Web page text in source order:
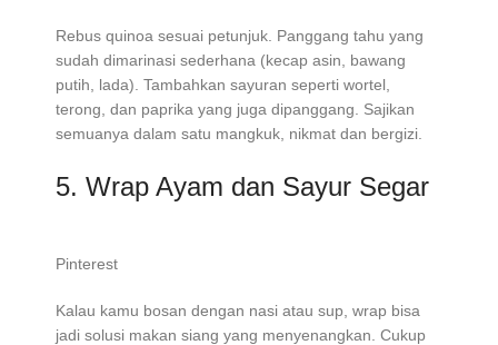
Rebus quinoa sesuai petunjuk. Panggang tahu yang
sudah dimarinasi sederhana (kecap asin, bawang
putih, lada). Tambahkan sayuran seperti wortel,
terong, dan paprika yang juga dipanggang. Sajikan
semuanya dalam satu mangkuk, nikmat dan bergizi.
5. Wrap Ayam dan Sayur Segar
Pinterest
Kalau kamu bosan dengan nasi atau sup, wrap bisa
jadi solusi makan siang yang menyenangkan. Cukup